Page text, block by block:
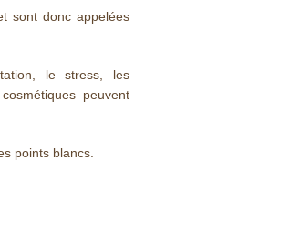
sont donc appelées
le stress, les
peuvent
points blancs.